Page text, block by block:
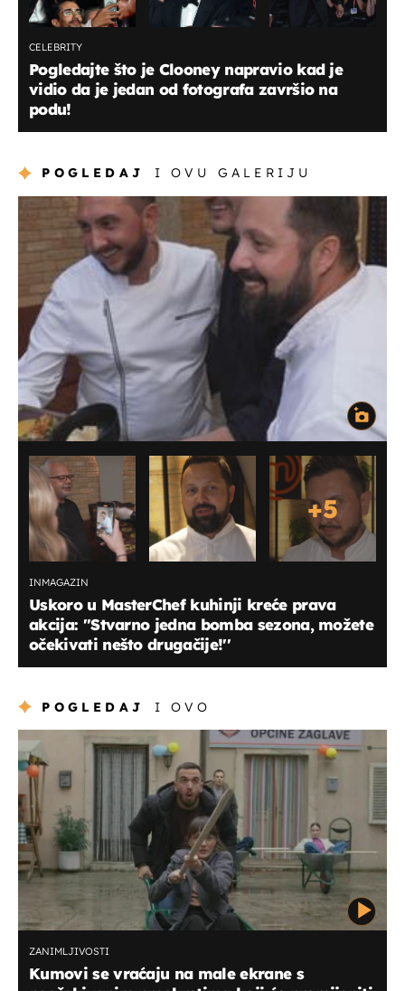
CELEBRITY
Pogledajte što je Clooney napravio kad je
vidio da je jedan od fotografa završio na
podu!
POGLEDAJ I OVU GALERIJU
+5
INMAGAZIN
Uskoro u MasterChef kuhinji kreće prava
akcija: ''Stvarno jedna bomba sezona, možete
očekivati nešto drugačije!''
POGLEDAJ I OVO
ZANIMLJIVOSTI
Kumovi se vraćaju na male ekrane s